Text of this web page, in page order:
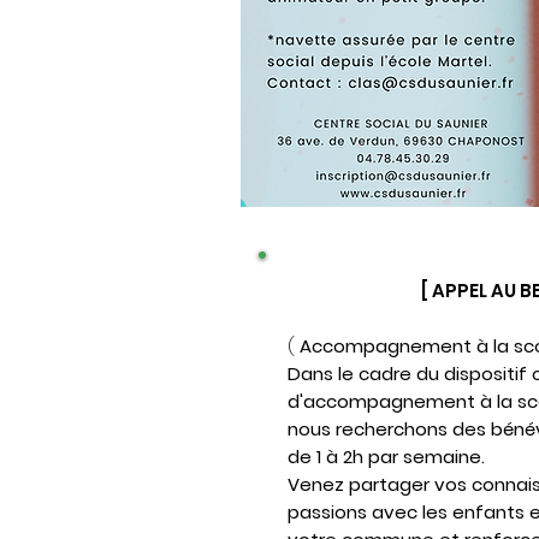
[ APPEL AU
( Accompagnement à la
Dans le cadre du dispositif
d'accompagnement à la
nous recherchons des
de 1 à 2h par semaine.
Venez partager vos
passions avec les enfants